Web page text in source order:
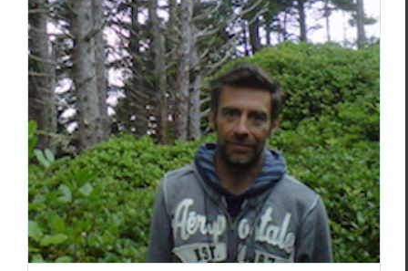
Voix du Québec : Martin Payette
Essais & Chroniques Martin Payette